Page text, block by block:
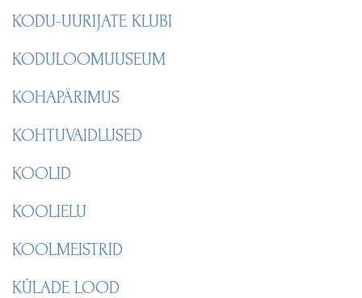
KODU-UURIJATE KLUBI
KODULOOMUUSEUM
KOHAPÄRIMUS
KOHTUVAIDLUSED
KOOLID
KOOLIELU
KOOLMEISTRID
KÜLADE LOOD